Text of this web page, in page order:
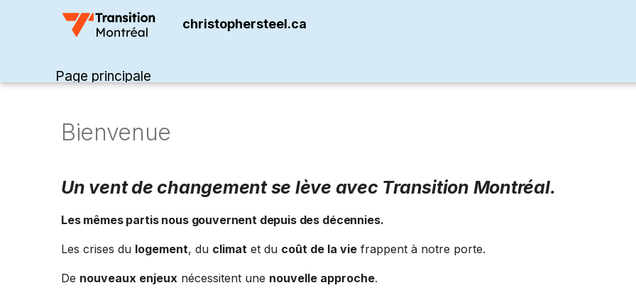
christophersteel.ca
Page principale
Bienvenue
Un vent de changement se lève avec Transition Montréal.
Les mêmes partisnous gouvernent depuis des décennies.
Les crises du logement, du climat et du coût de la vie frappent à notre porte.
De nouveaux enjeux nécessitent une nouvelle approche.